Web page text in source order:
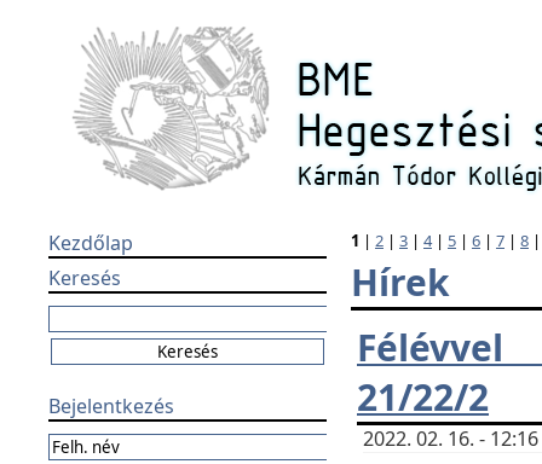
Kezdőlap
Keresés
Bejelentkezés
1 | 2 | 3 | 4| 5 | 6 | 7 | 8
Hírek
21/22/2
2022. 02. 16. -